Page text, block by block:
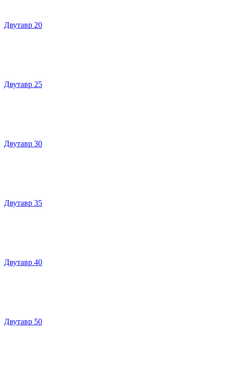
Двутавр 20
Двутавр 25
Двутавр 30
Двутавр 35
Двутавр 40
Двутавр 50